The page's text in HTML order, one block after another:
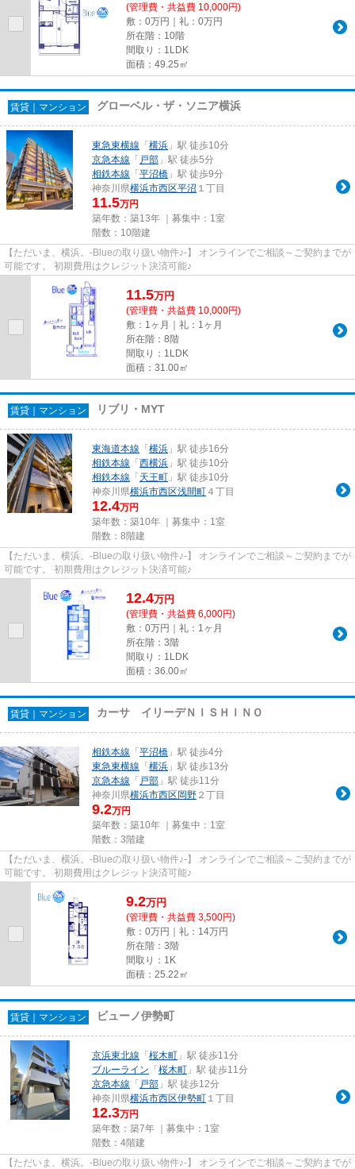
(管理費・共益費 10,000円)
敷：0万円｜礼：0万円
所在階：10階
間取り：1LDK
面積：49.25㎡
賃貸｜マンション グローベル・ザ・ソニア横浜
東急東横線 「 横浜 」駅 徒歩10分
京急本線 「 戸部 」駅 徒歩5分
相鉄本線 「 平沼橋 」駅 徒歩9分
神奈川県横浜市西区平沼 １丁目
11.5万円
築年数：築13年 ｜募集中： 1室
階数：10階建
【ただいま、横浜。-Blueの取り扱い物件♪-】 オンラインでご相談～ご契約までが
可能です。 初期費用はクレジット決済可能♪
11.5万円
(管理費・共益費 10,000円)
敷：1ヶ月｜礼：1ヶ月
所在階：8階
間取り：1LDK
面積：31.00㎡
賃貸｜マンション リブリ・MYT
東海道本線 「 横浜 」駅 徒歩16分
相鉄本線 「 西横浜 」駅 徒歩10分
相鉄本線 「 天王町 」駅 徒歩10分
神奈川県横浜市西区浅間町 ４丁目
12.4万円
築年数：築10年 ｜募集中： 1室
階数：8階建
【ただいま、横浜。-Blueの取り扱い物件♪-】 オンラインでご相談～ご契約までが
可能です。 初期費用はクレジット決済可能♪
12.4万円
(管理費・共益費 6,000円)
敷：0万円｜礼：1ヶ月
所在階：3階
間取り：1LDK
面積：36.00㎡
賃貸｜マンション カーサ イリーデＮＩＳＨＩＮＯ
相鉄本線 「 平沼橋 」駅 徒歩4分
東急東横線 「 横浜 」駅 徒歩13分
京急本線 「 戸部 」駅 徒歩11分
神奈川県横浜市西区 岡野 ２丁目
9.2万円
築年数：築10年 ｜募集中： 1室
階数：3階建
【ただいま、横浜。-Blueの取り扱い物件♪-】 オンラインでご相談～ご契約までが
可能です。 初期費用はクレジット決済可能♪
9.2万円
(管理費・共益費 3,500円)
敷：0万円｜礼：14万円
所在階：3階
間取り：1K
面積：25.22㎡
賃貸｜マンション ビューノ伊勢町
京浜東北線 「 桜木町 」駅 徒歩11分
ブルーライン 「 桜木町 」駅 徒歩11分
京急本線 「 戸部 」駅 徒歩12分
神奈川県横浜市西区伊勢町 １丁目
12.3万円
築年数：築7年 ｜募集中： 1室
階数：4階建
【ただいま、横浜。-Blueの取り扱い物件♪-】 オンラインでご相談～ご契約までが